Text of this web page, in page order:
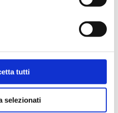
tutti
selezionati